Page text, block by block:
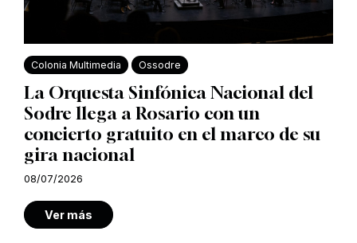
Colonia Multimedia Ossodre
La Orquesta Sinfónica Nacional del
Sodre llega a Rosario con un
concierto gratuito en el marco de su
gira nacional
08/07/2026
Ver más